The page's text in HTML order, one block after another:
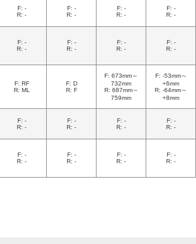
F: -
R: -
F: -
R: -
F: -
R: -
F: -
R: -
F: -
R: -
F: -
R: -
F: -
R: -
F: -
R: -
F: RF
R: ML
F: D
R: F
F: 673mm～
732mm
R: 687mm～
759mm
F: -53mm～
+6mm
R: -64mm～
+8mm
F: -
R: -
F: -
R: -
F: -
R: -
F: -
R: -
F: -
R: -
F: -
R: -
F: -
R: -
F: -
R: -